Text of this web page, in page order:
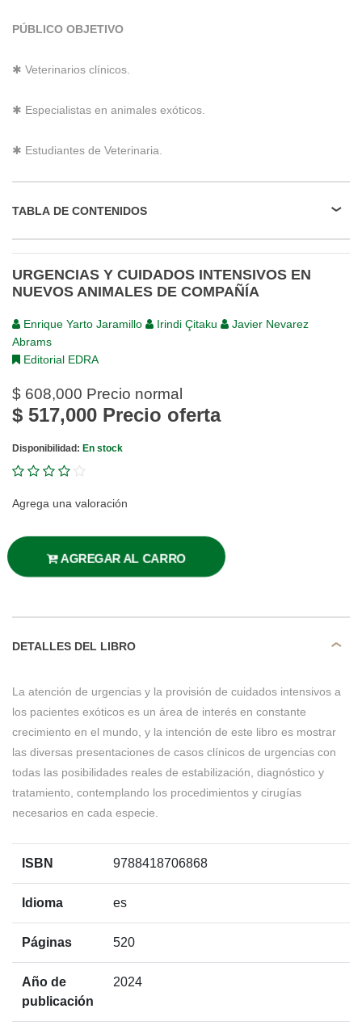
PÚBLICO OBJETIVO
✱ Veterinarios clínicos.
✱ Especialistas en animales exóticos.
✱ Estudiantes de Veterinaria.
TABLA DE CONTENIDOS
URGENCIAS Y CUIDADOS INTENSIVOS EN
NUEVOS ANIMALES DE COMPAÑÍA
Enrique Yarto Jaramillo Irindi Çitaku
Javier Nevarez
Abrams
Editorial EDRA
$ 608,000 Precio normal
$ 517,000 Precio oferta
Disponibilidad: En stock
Agrega una valoración
AGREGAR AL CARRO
DETALLES DEL LIBRO
La atención de urgencias y la provisión de cuidados intensivos a
los pacientes exóticos es un área de interés en constante
crecimiento en el mundo, y la intención de este libro es mostrar
las diversas presentaciones de casos clínicos de urgencias con
todas las posibilidades reales de estabilización, diagnóstico y
tratamiento, contemplando los procedimientos y cirugías
necesarios en cada especie.
ISBN 9788418706868
Idioma es
Páginas 520
Año de
publicación
2024